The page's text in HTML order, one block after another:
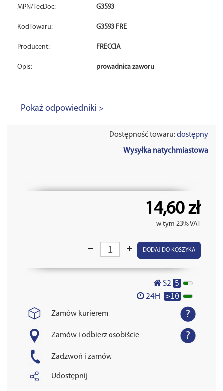
MPN/TecDoc: G3593
KodTowaru: G3593 FRE
Producent: FRECCIA
Opis: prowadnica zaworu
Pokaż odpowiedniki >
Dostępność towaru:dostępny
Wysyłka natychmiastowa
14,60 zł
w tym 23% VAT
DODAJ DO KOSZYKA
S2 5
24H >10
Zamów kurierem
Zamów i odbierz osobiście
Zadzwoń i zamów
Udostępnij